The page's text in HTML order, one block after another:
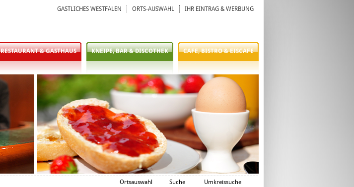
Ortsauswahl Suche Umkreissuche
IHR EINTRAG & WERBUNG
ORTS-AUSWAHL
GASTLICHES WESTFALEN
RESTAURANT & GASTHAUS KNEIPE, BAR & DISCOTHEK CAFE, BISTRO & EISCAFE